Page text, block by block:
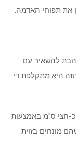
את תפוחי האדמה.
להשאיר עם
היא מתקלפת די
חצי ס"מ באמצעות
מונחים בזוית